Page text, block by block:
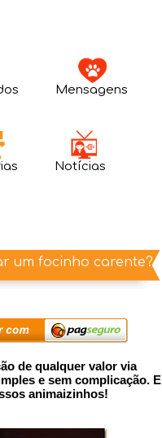
Mensagens
Notícias
um focinho carente?
de qualquer valor via
e sem complicação. E
animaizinhos!